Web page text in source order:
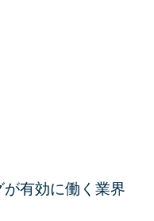
有効に働く業界